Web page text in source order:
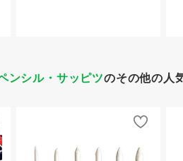
ンシル・サッピツのその他の人